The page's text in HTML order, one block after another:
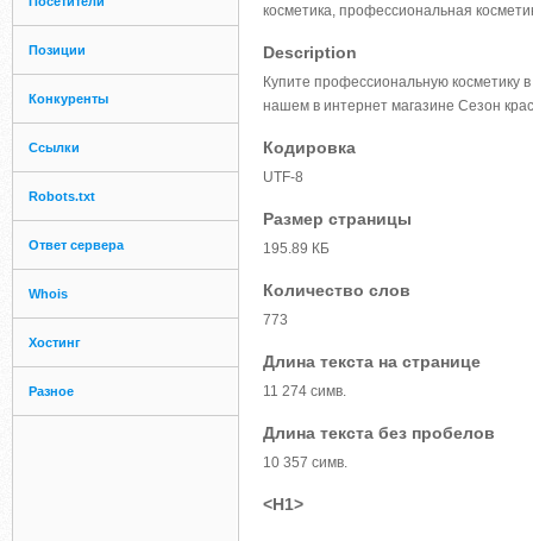
Позиции
Конкуренты
Ссылки
Robots.txt
Ответ сервера
Whois
Хостинг
Разное
косметика, профессиональная
Description
Купите профессиональную косметику
нашем в интернет магазине Сезон крас
Кодировка
UTF-8
Размер страницы
195.89 КБ
Количество слов
773
Длина текста на странице
11 274 симв.
Длина текста без пробелов
10 357 симв.
<H1>